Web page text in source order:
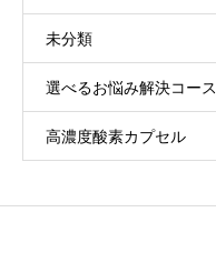
未分類
選べるお悩み解決コース
高濃度酸素カプセル